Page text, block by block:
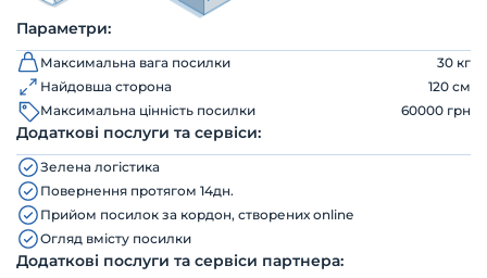
Параметри:
Максимальна вага посилки
30 кг
Найдовша сторона
120 см
Максимальна цінність посилки
60000 грн
Додаткові послуги та сервіси:
Зелена логістика
Повернення протягом 14дн.
Прийом посилок за кордон, створених online
Огляд вмісту посилки
Додаткові послуги та сервіси партнера: